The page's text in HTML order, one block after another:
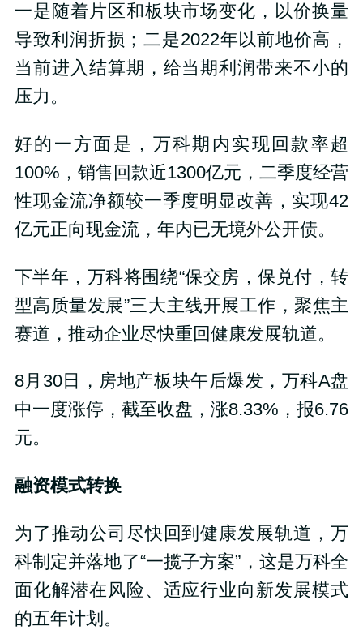
一是随着片区和板块市场变化，以价换量
导致利润折损；二是2022年以前地价高，
当前进入结算期，给当期利润带来不小的
压力。
好的一方面是，万科期内实现回款率超
100%，销售回款近1300亿元，二季度经营
性现金流净额较一季度明显改善，实现42
亿元正向现金流，年内已无境外公开债。
下半年，万科将围绕“保交房，保兑付，转
型高质量发展”三大主线开展工作，聚焦主
赛道，推动企业尽快重回健康发展轨道。
8月30日，房地产板块午后爆发，万科A盘
中一度涨停，截至收盘，涨8.33%，报6.76
元。
融资模式转换
为了推动公司尽快回到健康发展轨道，万
科制定并落地了“一揽子方案”，这是万科全
面化解潜在风险、适应行业向新发展模式
的五年计划。